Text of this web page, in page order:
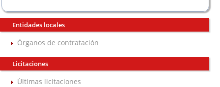
Entidades locales
Órganos de contratación
Licitaciones
Últimas licitaciones